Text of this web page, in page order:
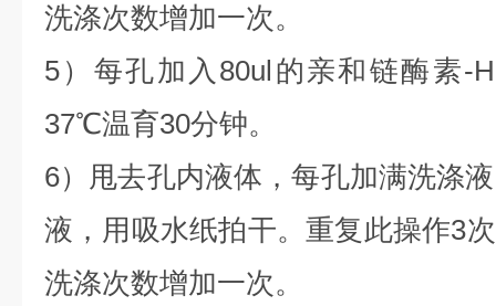
洗涤次数增加一次。
5）每孔加入80ul的亲和链酶素-
37℃温育30分钟。
6）甩去孔内液体，每孔加满洗涤
液，用吸水纸拍干。重复此操作3
洗涤次数增加一次。